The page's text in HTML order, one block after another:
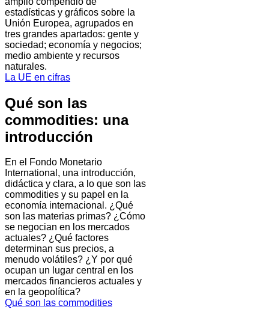
estadísticas y gráficos sobre la
Unión Europea, agrupados en
tres grandes apartados: gente y
sociedad; economía y negocios;
medio ambiente y recursos
naturales.
La UE en cifras
Qué son las
commodities: una
introducción
En el Fondo Monetario
International, una introducción,
didáctica y clara, a lo que son las
commodities y su papel en la
economía internacional. ¿Qué
son las materias primas? ¿Cómo
se negocian en los mercados
actuales? ¿Qué factores
determinan sus precios, a
menudo volátiles? ¿Y por qué
ocupan un lugar central en los
mercados financieros actuales y
en la geopolítica?
Qué son las commodities